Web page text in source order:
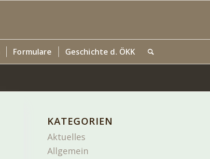
Formulare Geschichte d. ÖKK
KATEGORIEN
Aktuelles
Allgemein